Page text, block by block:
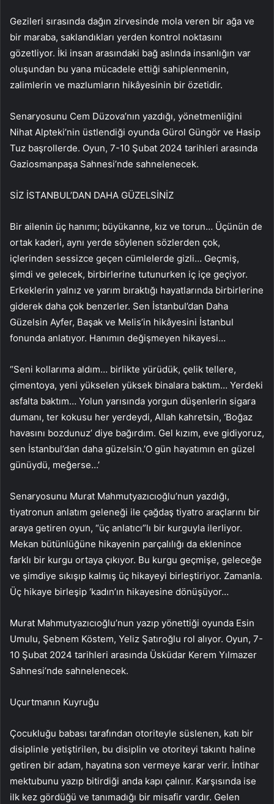
Gezileri sırasında dağın zirvesinde mola veren bir ağa ve
bir maraba, saklandıkları yerden kontrol noktasını
gözetliyor. İki insan arasındaki bağ aslında insanlığın var
oluşundan bu yana mücadele ettiği sahiplenmenin,
zalimlerin ve mazlumların hikâyesinin bir özetidir.
Senaryosunu Cem Düzova’nın yazdığı, yönetmenliğini
Nihat Alpteki’nin üstlendiği oyunda Gürol Güngör ve Hasip
Tuz başrollerde. Oyun, 7-10 Şubat 2024 tarihleri ​​arasında
Gaziosmanpaşa Sahnesi’nde sahnelenecek.
SİZ İSTANBUL’DAN DAHA GÜZELSİNİZ
Bir ailenin üç hanımı; büyükanne, kız ve torun… Üçünün de
ortak kaderi, aynı yerde söylenen sözlerden çok,
içlerinden sessizce geçen cümlelerde gizli… Geçmiş,
şimdi ve gelecek, birbirlerine tutunurken iç içe geçiyor.
Erkeklerin yalnız ve yarım bıraktığı hayatlarında birbirlerine
giderek daha çok benzerler. Sen İstanbul’dan Daha
Güzelsin Ayfer, Başak ve Melis’in hikâyesini İstanbul
fonunda anlatıyor. Hanımın değişmeyen hikayesi…
“Seni kollarıma aldım… birlikte yürüdük, çelik tellere,
çimentoya, yeni yükselen yüksek binalara baktım… Yerdeki
asfalta baktım… Yolun yarısında yorgun düşenlerin sigara
dumanı, ter kokusu her yerdeydi, Allah kahretsin, ‘Boğaz
havasını bozdunuz’ diye bağırdım. Gel kızım, eve gidiyoruz,
sen İstanbul’dan daha güzelsin.’O gün hayatımın en güzel
günüydü, meğerse…’
Senaryosunu Murat Mahmutyazıcıoğlu’nun yazdığı,
tiyatronun anlatım geleneği ile çağdaş tiyatro araçlarını bir
araya getiren oyun, “üç anlatıcı”lı bir kurguyla ilerliyor.
Mekan bütünlüğüne hikayenin parçalılığı da eklenince
farklı bir kurgu ortaya çıkıyor. Bu kurgu geçmişe, geleceğe
ve şimdiye sıkışıp kalmış üç hikayeyi birleştiriyor. Zamanla.
Üç hikaye birleşip ‘kadın’ın hikayesine dönüşüyor…
Murat Mahmutyazıcıoğlu’nun yazıp yönettiği oyunda Esin
Umulu, Şebnem Köstem, Yeliz Şatıroğlu rol alıyor. Oyun, 7-
10 Şubat 2024 tarihleri ​​arasında Üsküdar Kerem Yılmazer
Sahnesi’nde sahnelenecek.
Uçurtmanın Kuyruğu
Çocukluğu babası tarafından otoriteyle süslenen, katı bir
disiplinle yetiştirilen, bu disiplin ve otoriteyi takıntı haline
getiren bir adam, hayatına son vermeye karar verir. İntihar
mektubunu yazıp bitirdiği anda kapı çalınır. Karşısında ise
ilk kez gördüğü ve tanımadığı bir misafir vardır. Gelen